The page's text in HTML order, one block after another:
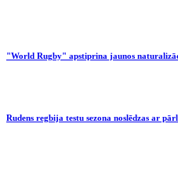
"World Rugby" apstiprina jaunos
Rudens regbija testu sezona noslēdzas ar